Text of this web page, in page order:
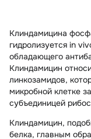
Клиндамицина
гидролизуется in
обладающего
Клиндамицин
линкозамидов,
микробной клетке
субъединицей
Клиндамицин,
белка, главным